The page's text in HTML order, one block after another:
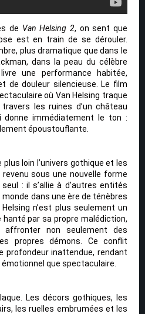
de Van Helsing 2, on sent que
est en train de se dérouler.
plus dramatique que dans le
dans la peau du célèbre
une performance habitée,
de douleur silencieuse. Le film
où Van Helsing traque
les ruines d’un château
immédiatement le ton :
époustouflante.
loin l’univers gothique et les
sous une nouvelle forme
: il s’allie à d’autres entités
monde dans une ère de ténèbres
n’est plus seulement un
par sa propre malédiction,
non seulement des
propres démons. Ce conflit
profondeur inattendue, rendant
que spectaculaire.
Les décors gothiques, les
les ruelles embrumées et les